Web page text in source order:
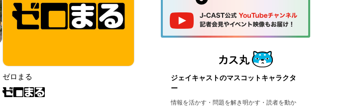
ゼロまる
ジェイキャストのマスコットキャラクタ
ー
情報を活かす・問題を解き明かす・読者を動か